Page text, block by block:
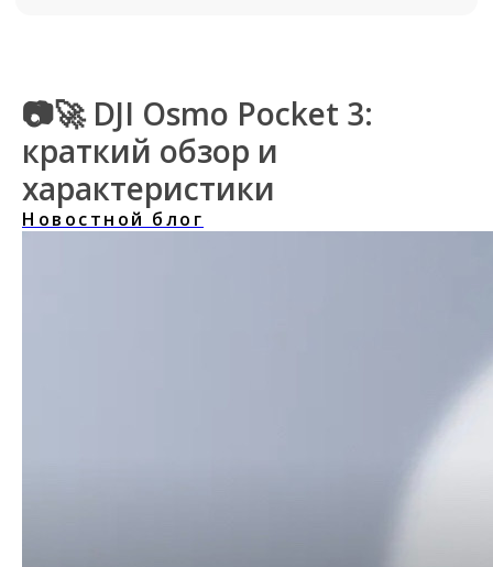
📷🚀 DJI Osmo Pocket 3:
краткий обзор и
характеристики
Новостной блог